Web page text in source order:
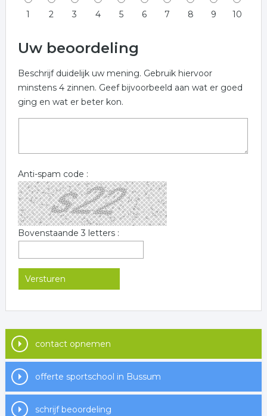
1 2 3 4 5 6 7 8 9 10
Uw beoordeling
Beschrijf duidelijk uw mening. Gebruik hiervoor
minstens 4 zinnen. Geef bijvoorbeeld aan wat er goed
ging en wat er beter kon.
Anti-spam code :
Bovenstaande 3 letters :
contact opnemen
offerte sportschool in Bussum
schrijf beoordeling